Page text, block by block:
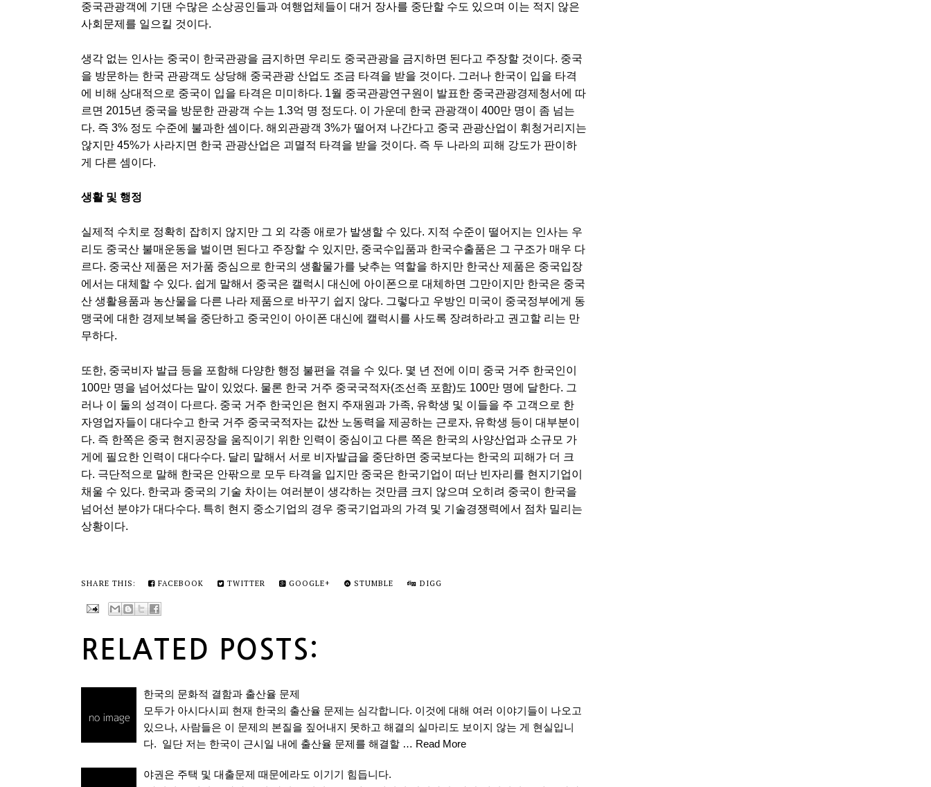
중국관광객에 기댄 수많은 소상공인들과 여행업체들이 대거 장사를 중단할 수도 있으며 이는 적지 않은
사회문제를 일으킬 것이다.
생각 없는 인사는 중국이 한국관광을 금지하면 우리도 중국관광을 금지하면 된다고 주장할 것이다. 중국
을 방문하는 한국 관광객도 상당해 중국관광 산업도 조금 타격을 받을 것이다. 그러나 한국이 입을 타격
에 비해 상대적으로 중국이 입을 타격은 미미하다. 1월 중국관광연구원이 발표한 중국관광경제청서에 따
르면 2015년 중국을 방문한 관광객 수는 1.3억 명 정도다. 이 가운데 한국 관광객이 400만 명이 좀 넘는
다. 즉 3% 정도 수준에 불과한 셈이다. 해외관광객 3%가 떨어져 나간다고 중국 관광산업이 휘청거리지는
않지만 45%가 사라지면 한국 관광산업은 괴멸적 타격을 받을 것이다. 즉 두 나라의 피해 강도가 판이하
게 다른 셈이다.
생활 및 행정
실제적 수치로 정확히 잡히지 않지만 그 외 각종 애로가 발생할 수 있다. 지적 수준이 떨어지는 인사는 우
리도 중국산 불매운동을 벌이면 된다고 주장할 수 있지만, 중국수입품과 한국수출품은 그 구조가 매우 다
르다. 중국산 제품은 저가품 중심으로 한국의 생활물가를 낮추는 역할을 하지만 한국산 제품은 중국입장
에서는 대체할 수 있다. 쉽게 말해서 중국은 캘럭시 대신에 아이폰으로 대체하면 그만이지만 한국은 중국
산 생활용품과 농산물을 다른 나라 제품으로 바꾸기 쉽지 않다. 그렇다고 우방인 미국이 중국정부에게 동
맹국에 대한 경제보복을 중단하고 중국인이 아이폰 대신에 캘럭시를 사도록 장려하라고 권고할 리는 만
무하다.
또한, 중국비자 발급 등을 포함해 다양한 행정 불편을 겪을 수 있다. 몇 년 전에 이미 중국 거주 한국인이
100만 명을 넘어섰다는 말이 있었다. 물론 한국 거주 중국국적자(조선족 포함)도 100만 명에 달한다. 그
러나 이 둘의 성격이 다르다. 중국 거주 한국인은 현지 주재원과 가족, 유학생 및 이들을 주 고객으로 한
자영업자들이 대다수고 한국 거주 중국국적자는 값싼 노동력을 제공하는 근로자, 유학생 등이 대부분이
다. 즉 한쪽은 중국 현지공장을 움직이기 위한 인력이 중심이고 다른 쪽은 한국의 사양산업과 소규모 가
게에 필요한 인력이 대다수다. 달리 말해서 서로 비자발급을 중단하면 중국보다는 한국의 피해가 더 크
다. 극단적으로 말해 한국은 안팎으로 모두 타격을 입지만 중국은 한국기업이 떠난 빈자리를 현지기업이
채울 수 있다. 한국과 중국의 기술 차이는 여러분이 생각하는 것만큼 크지 않으며 오히려 중국이 한국을
넘어선 분야가 대다수다. 특히 현지 중소기업의 경우 중국기업과의 가격 및 기술경쟁력에서 점차 밀리는
상황이다.
SHARE THIS: FACEBOOK TWITTER GOOGLE+ STUMBLE DIGG
RELATED POSTS:
한국의 문화적 결함과 출산율 문제
모두가 아시다시피 현재 한국의 출산율 문제는 심각합니다. 이것에 대해 여러 이야기들이 나오고
있으나, 사람들은 이 문제의 본질을 짚어내지 못하고 해결의 실마리도 보이지 않는 게 현실입니
다. 일단 저는 한국이 근시일 내에 출산율 문제를 해결할 … Read More
야권은 주택 및 대출문제 때문에라도 이기기 힘듭니다.